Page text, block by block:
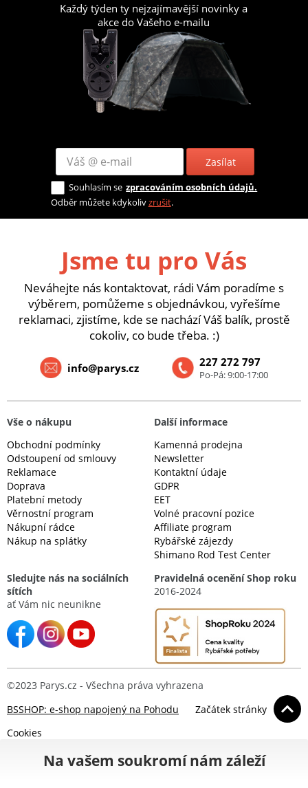
Každý týden ty nejzajímavější novinky a
akce do Vašeho e-mailu
Zasílat
Souhlasím se zpracováním osobních údajů.
Odběr můžete kdykolivzrušit.
Jsme tu pro Vás
Neváhejte nás kontaktovat, rádi Vám poradíme s
výběrem, pomůžeme s objednávkou, vyřešíme
reklamaci, zjistíme, kde se nachází Váš balík, prostě
cokoliv, co bude třeba. :)
227 272 797
Po-Pá: 9:00-17:00
info@parys.cz
Vše o nákupu
Obchodní podmínky
Odstoupení od smlouvy
Reklamace
Doprava
Platební metody
Věrnostní program
Nákupní rádce
Nákup na splátky
Další informace
Kamenná prodejna
Newsletter
Kontaktní údaje
GDPR
EET
Volné pracovní pozice
Affiliate program
Rybářské zájezdy
Shimano Rod Test Center
Sledujte nás na sociálních
sítích
ať Vám nic neunikne
Pravidelná ocenění Shop roku
2016-2024
©2023 Parys.cz - Všechna práva vyhrazena
BSSHOP: e-shop napojený na Pohodu
Začátek stránky
Cookies
Na vašem soukromí nám záleží